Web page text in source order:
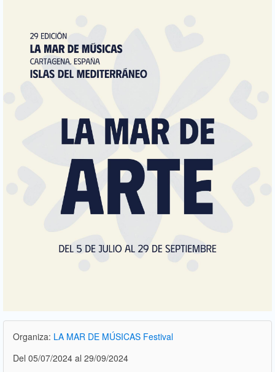
Organiza: LA MAR DE MÚSICAS Festival
Del 05/07/2024 al 29/09/2024